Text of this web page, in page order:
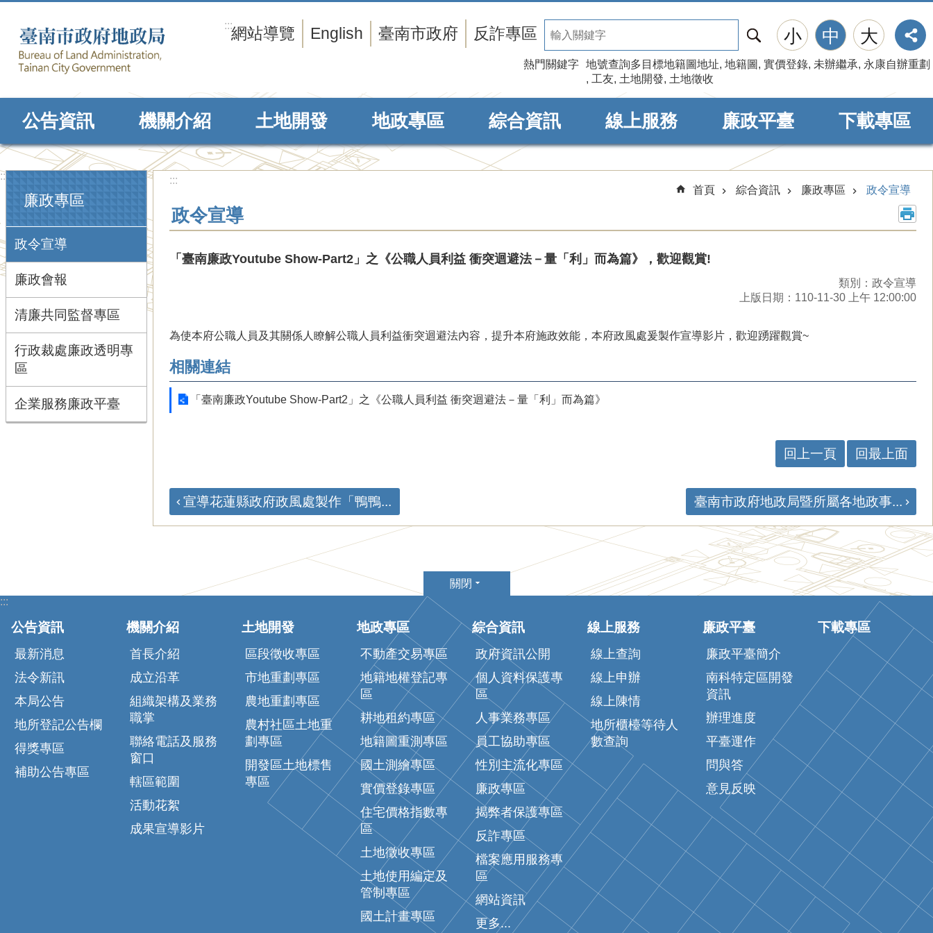
:::網站導覽 English 臺南市政府 反詐專區
尋
熱門關鍵字 地號查詢多目標地籍圖地址 地籍圖 實價登錄 未辦繼承 永康自辦重劃
工友 土地開發 土地徵收
小 中 大
公告資訊 機關介紹 土地開發 地政專區 綜合資訊 線上服務 廉政平臺 下載專區
:::
廉政專區
政令宣導
廉政會報
清廉共同監督專區
行政裁處廉政透明專
區
企業服務廉政平臺
:::
首頁
綜合資訊 廉政專區 政令宣導
政令宣導
「臺南廉政Youtube Show-Part2」之《公職人員利益 衝突迴避法－量「利」而為篇》，歡迎觀賞!
類別：政令宣導
上版日期：110-11-30 上午 12:00:00
為使本府公職人員及其關係人瞭解公職人員利益衝突迴避法內容，提升本府施政效能，本府政風處爰製作宣導影片，歡迎踴躍觀賞~
相關連結
「臺南廉政Youtube Show-Part2」之《公職人員利益 衝突迴避法－量「利」而為篇》
回上一頁 回最上面
宣導花蓮縣政府政風處製作「鴨鴨... 臺南市政府地政局暨所屬各地政事...
關閉
:::
公告資訊
最新消息
法令新訊
本局公告
地所登記公告欄
得獎專區
補助公告專區
機關介紹
首長介紹
成立沿革
組織架構及業務
職掌
聯絡電話及服務
窗口
轄區範圍
活動花絮
成果宣導影片
土地開發
區段徵收專區
市地重劃專區
農地重劃專區
農村社區土地重
劃專區
開發區土地標售
專區
地政專區
不動產交易專區
地籍地權登記專
區
耕地租約專區
地籍圖重測專區
國土測繪專區
實價登錄專區
住宅價格指數專
區
土地徵收專區
土地使用編定及
管制專區
國土計畫專區
綜合資訊
政府資訊公開
個人資料保護專
區
人事業務專區
員工協助專區
性別主流化專區
廉政專區
揭弊者保護專區
反詐專區
檔案應用服務專
區
網站資訊
更多...
線上服務
線上查詢
線上申辦
線上陳情
地所櫃檯等待人
數查詢
廉政平臺
廉政平臺簡介
南科特定區開發
資訊
辦理進度
平臺運作
問與答
意見反映
下載專區